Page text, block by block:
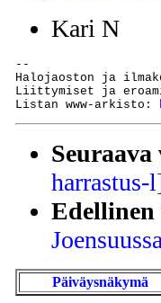
Kari N
--
Halojaoston ja
Liittymiset ja
Listan www-arkisto:
Seuraava
Edellinen
Päiväysnäkymä